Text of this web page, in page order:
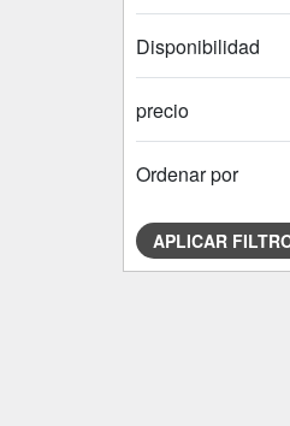
Disponibilidad
precio
Ordenar por
APLICAR